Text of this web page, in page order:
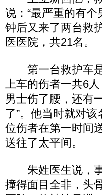
说：“最严重的有
钟后又来了两台救
医医院，共21名。
第一台救护车是
上车的伤者一共6
男士伤了腰，还有
了”。他当时就对
位伤者在第一时间
送往了太平间。
朱姓医生说，事
撞得面目全非，头